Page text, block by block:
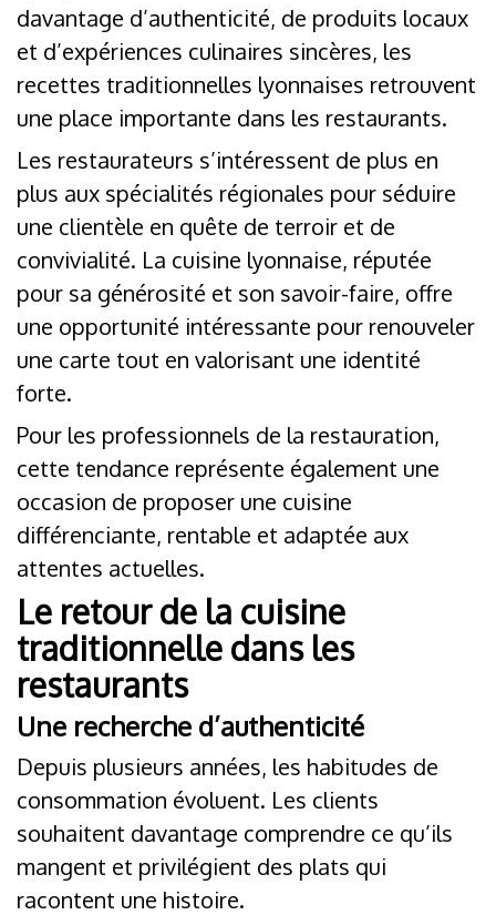
davantage d’authenticité, de produits locaux
et d’expériences culinaires sincères, les
recettes traditionnelles lyonnaises retrouvent
une place importante dans les restaurants.
Les restaurateurs s’intéressent de plus en
plus aux spécialités régionales pour séduire
une clientèle en quête de terroir et de
convivialité. La cuisine lyonnaise, réputée
pour sa générosité et son savoir-faire, offre
une opportunité intéressante pour renouveler
une carte tout en valorisant une identité
forte.
Pour les professionnels de la restauration,
cette tendance représente également une
occasion de proposer une cuisine
différenciante, rentable et adaptée aux
attentes actuelles.
Le retour de la cuisine
traditionnelle dans les
restaurants
Une recherche d’authenticité
Depuis plusieurs années, les habitudes de
consommation évoluent. Les clients
souhaitent davantage comprendre ce qu’ils
mangent et privilégient des plats qui
racontent une histoire.